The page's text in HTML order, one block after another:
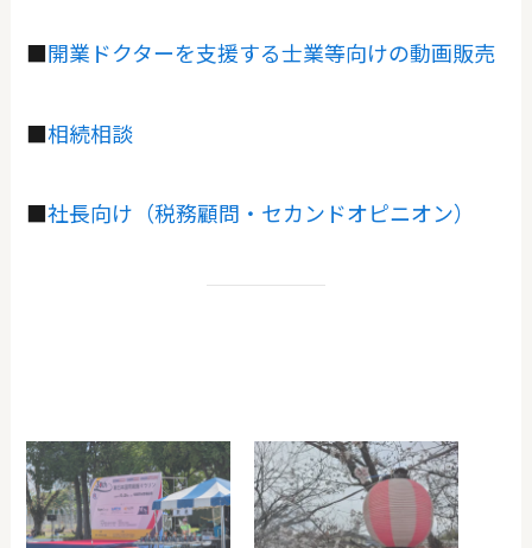
■開業ドクターを支援する士業等向けの動画販売
■相続相談
■社長向け（税務顧問・セカンドオピニオン）